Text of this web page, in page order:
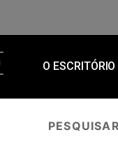
O ESCRITÓRIO